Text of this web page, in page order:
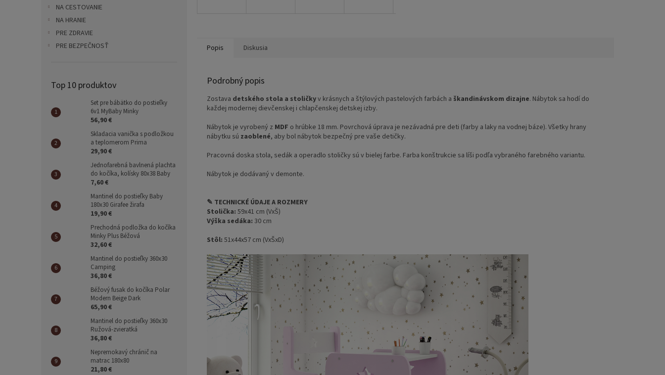
NA CESTOVANIE
NA HRANIE
PRE ZDRAVIE
PRE BEZPEČNOSŤ
Top 10 produktov
Set pre bábätko do postieľky
6v1 MyBaby Minky
56,90 €
Skladacia vanička s podložkou
a teplomerom Prima
29,90 €
Jednofarebná bavlnená plachta
do kočíka, kolísky 80x38 Baby
7,60 €
Mantinel do postieľky Baby
180x30 Girafee žirafa
19,90 €
Prechodná podložka do kočíka
Minky Plus Béžová
32,60 €
Mantinel do postieľky 360x30
Camping
36,80 €
Béžový fusak do kočíka Polar
Modern Beige Dark
65,90 €
Mantinel do postieľky 360x30
Ružová-zvieratká
36,80 €
Nepremokavý chránič na
matrac 180x80
21,80 €
R
M
O
Popis Diskusia
Podrobný popis
Zostava detského stola a stoličkyv krásnych a štýlových pastelových farbách a škandinávskom dizajne. Nábytok sa hodí do
každej modernej dievčenskej i chlapčenskej detskej izby.
Nábytok je vyrobený z MDF o hrúbke 18 mm. Povrchová úprava je nezávadná pre deti (farby a laky na vodnej báze). Všetky hrany
nábytku sú zaoblené, aby bol nábytok bezpečný pre vaše detičky.
Pracovná doska stola, sedák a operadlo stoličky sú v bielej farbe. Farba konštrukcie sa líši podľa vybraného farebného variantu.
Nábytok je dodávaný v demonte.
✎ TECHNICKÉ ÚDAJE A ROZMERY
Stolička: 59x41 cm (VxŠ)
Výška sedáka: 30 cm
Stôl: 51x44x57 cm (VxŠxD)